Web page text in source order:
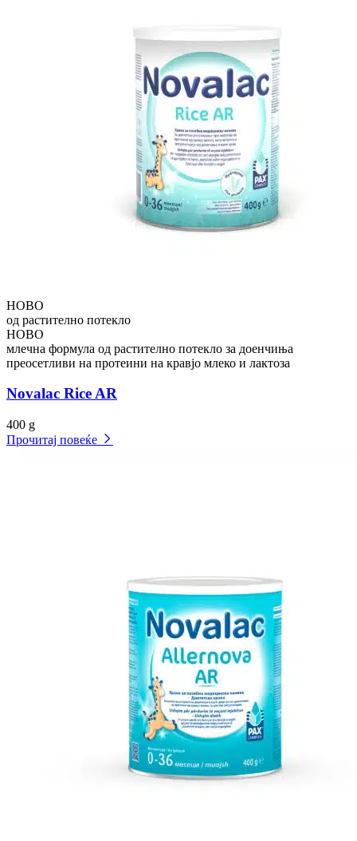
НОВО
од растително потекло
НОВО
млечна формула од растително потекло за доенчиња
преосетливи на протеини на кравјо млеко и лактоза
Novalac Rice AR
400 g
Прочитај повеќе